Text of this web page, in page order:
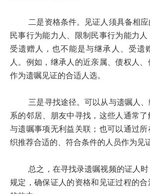
二是资格条件。见证人须具备相应
民事行为能力人、限制民事行为能力人
受遗赠人，也不能是与继承人、受遗
人。例如，继承人的近亲属、债权人
作为遗嘱见证的合适人选。
三是寻找途径。可以从与遗嘱人、
系的邻居、朋友中寻找，这些人通常了
与遗嘱事项无利益关联；也可以通过所
织推荐合适的、符合条件的人员作为见
总之，在寻找录遗嘱视频的证人时
规定，确保证人的资格和见证过程的